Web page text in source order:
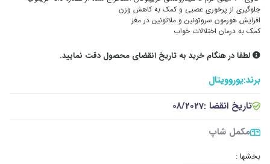
جلوگیری از پرخوری عصبی و کمک به کاهش وزن
افزایش هورمون سروتونین و ملاتونین در مغز
کمک به درمان اختلالات خواب
لطفا در هنگام خرید به تاریخ انقضای محصول دقت نمایید.
برند:یوروویتال
تاریخ انقضا :08/2027
مکمل شاپ
بخشها :